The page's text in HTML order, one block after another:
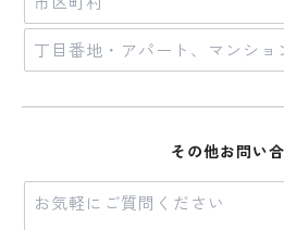
その他お問い